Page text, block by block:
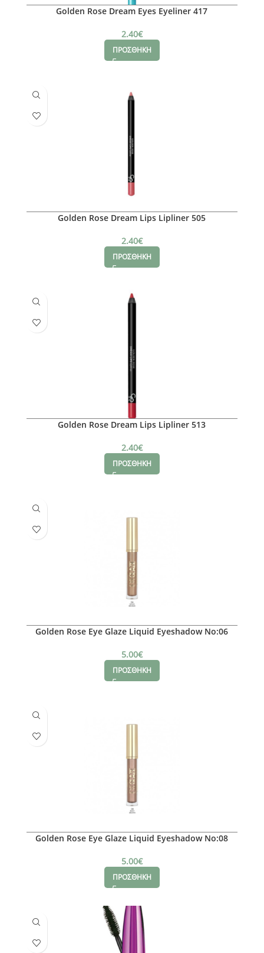
Golden Rose Dream Eyes Eyeliner 417
2.40€
ΠΡΟΣΘΗΚΗ
Golden Rose Dream Lips Lipliner 505
2.40€
ΠΡΟΣΘΗΚΗ
Golden Rose Dream Lips Lipliner 513
2.40€
ΠΡΟΣΘΗΚΗ
Golden Rose Eye Glaze Liquid Eyeshadow No:06
5.00€
ΠΡΟΣΘΗΚΗ
Golden Rose Eye Glaze Liquid Eyeshadow No:08
5.00€
ΠΡΟΣΘΗΚΗ